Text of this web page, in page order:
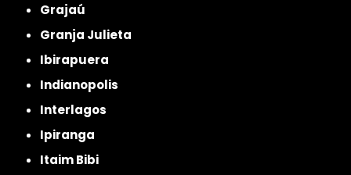
Grajaú
Granja Julieta
Ibirapuera
Indianopolis
Interlagos
Ipiranga
Itaim Bibi